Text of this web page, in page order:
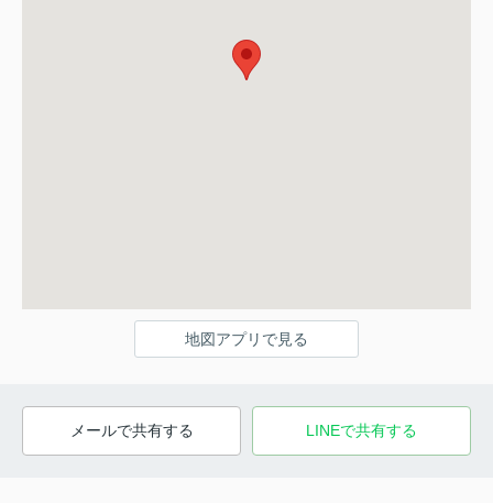
地図アプリで見る
メールで共有する LINEで共有する